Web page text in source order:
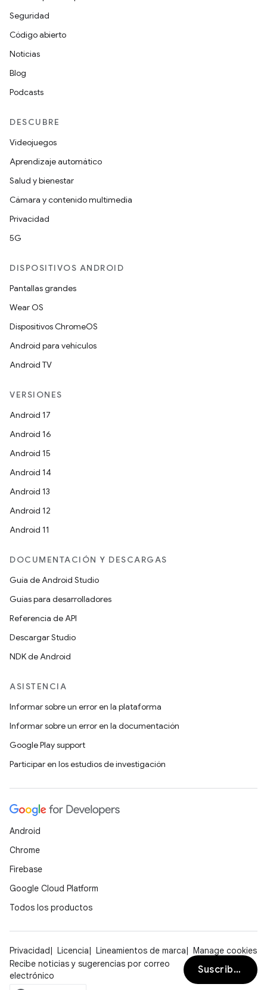
Seguridad
Código abierto
Noticias
Blog
Podcasts
DESCUBRE
Videojuegos
Aprendizaje automático
Salud y bienestar
Cámara y contenido multimedia
Privacidad
5G
DISPOSITIVOS ANDROID
Pantallas grandes
Wear OS
Dispositivos ChromeOS
Android para vehículos
Android TV
VERSIONES
Android 17
Android 16
Android 15
Android 14
Android 13
Android 12
Android 11
DOCUMENTACIÓN Y DESCARGAS
Guía de Android Studio
Guías para desarrolladores
Referencia de API
Descargar Studio
NDK de Android
ASISTENCIA
Informar sobre un error en la plataforma
Informar sobre un error en la documentación
Google Play support
Participar en los estudios de investigación
Android
Chrome
Firebase
Google Cloud Platform
Todos los productos
Privacidad Licencia Lineamientos de marca
Manage cookies
Recibe noticias y sugerencias por correo
electrónico
Suscribirse